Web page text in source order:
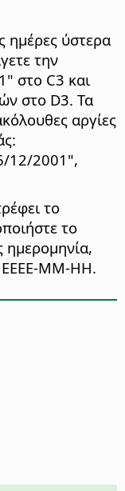
ημέρες ύστερα
την
στο C3 και
στο D3. Τα
αργίες
12/2001",
το
το
ημερομηνία,
ΕΕΕΕ-ΜΜ-ΗΗ.